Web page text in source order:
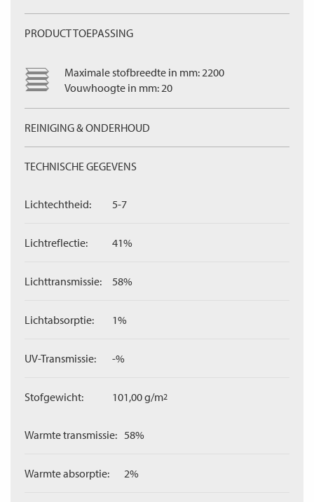
PRODUCT TOEPASSING
Maximale stofbreedte in mm: 2200
Vouwhoogte in mm: 20
REINIGING & ONDERHOUD
TECHNISCHE GEGEVENS
Lichtechtheid: 5-7
Lichtreflectie: 41%
Lichttransmissie: 58%
Lichtabsorptie: 1%
UV-Transmissie: -%
Stofgewicht: 101,00 g/m2
Warmte transmissie: 58%
Warmte absorptie: 2%